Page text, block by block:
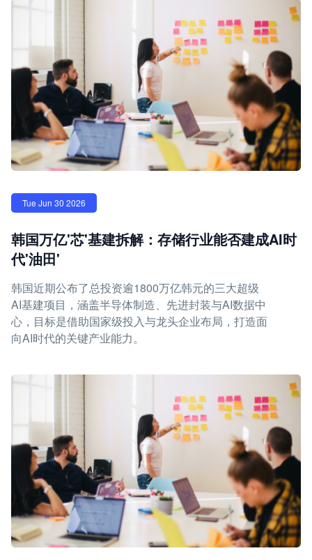
Tue Jun 30 2026
韩国万亿'芯'基建拆解：存储行业能否建成AI时
代'油田'
韩国近期公布了总投资逾1800万亿韩元的三大超级
AI基建项目，涵盖半导体制造、先进封装与AI数据中
心，目标是借助国家级投入与龙头企业布局，打造面
向AI时代的关键产业能力。